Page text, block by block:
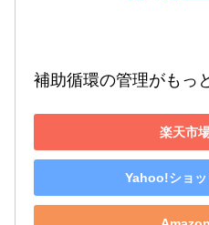
補助循環の管理がもっ
楽天市
Yahoo!ショ